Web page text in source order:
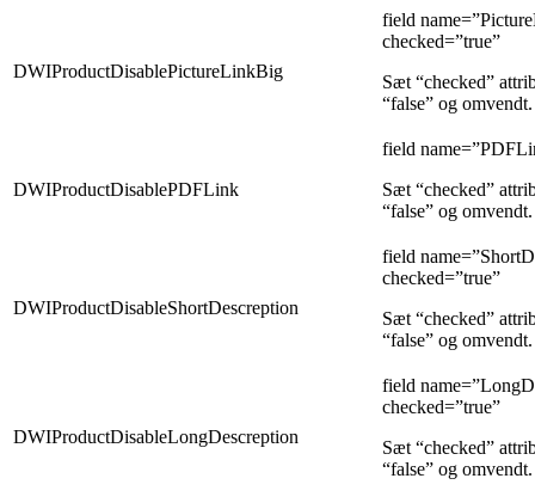
DWIProductDisablePictureLinkBig
field
checked=”true”
Sæt “checked”
“false” og omvendt.
DWIProductDisablePDFLink
field
Sæt “checked”
“false” og omvendt.
DWIProductDisableShortDescreption
field
checked=”true”
Sæt “checked”
“false” og omvendt.
DWIProductDisableLongDescreption
field
checked=”true”
Sæt “checked”
“false” og omvendt.